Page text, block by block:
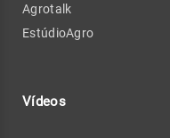
Agrotalk
EstúdioAgro
Vídeos